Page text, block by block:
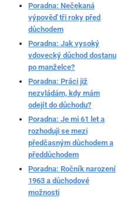
Poradna: Nečekaná
výpověď tři roky před
důchodem
Poradna: Jak vysoký
vdovecký důchod dostanu
po manželce?
Poradna: Práci již
nezvládám, kdy mám
odejít do důchodu?
Poradna: Je mi 61 let a
rozhoduji se mezi
předčasným důchodem a
předdůchodem
Poradna: Ročník narození
1963 a důchodové
možnosti